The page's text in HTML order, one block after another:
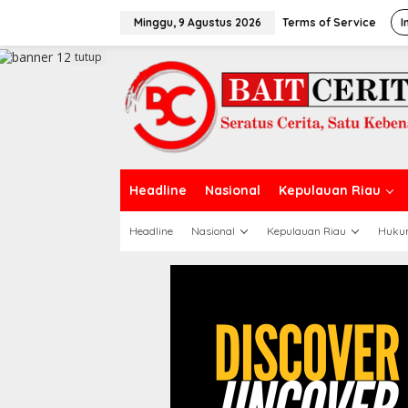
a
Minggu, 9 Agustus 2026 Terms of Service
Headline Nasional Kepulauan Riau
Headline Nasional Kepulauan Riau
tutup